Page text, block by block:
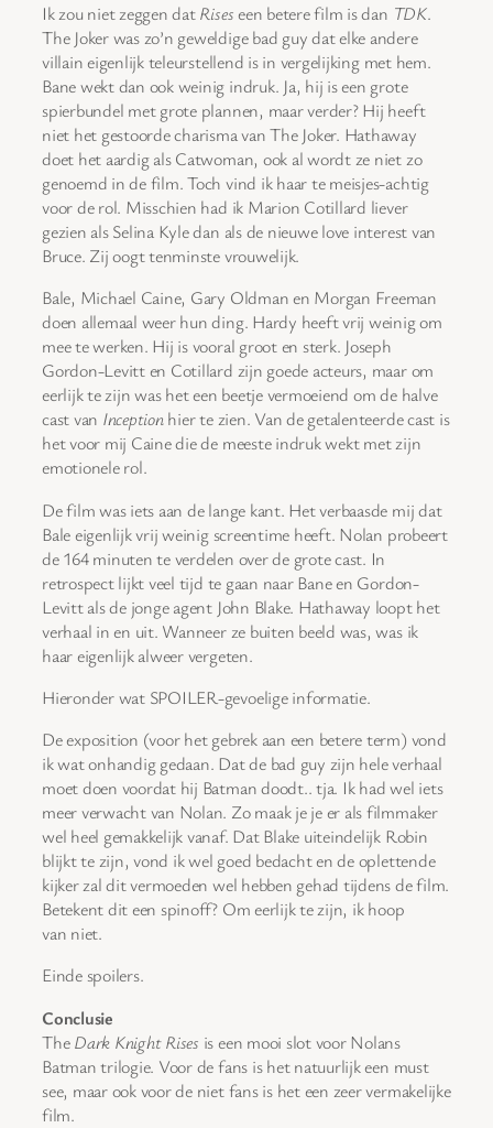
Ik zou niet zeggen datRiseseen betere film is dan TDK.
The Joker was zo’n geweldige bad guy dat elke andere
villain eigenlijk teleurstellend is in vergelijking met hem.
Bane wekt dan ook weinig indruk. Ja, hij is een grote
spierbundel met grote plannen, maar verder? Hij heeft
niet het gestoorde charisma van The Joker. Hathaway
doet het aardig als Catwoman, ook al wordt ze niet zo
genoemd in de film. Toch vind ik haar te meisjes-achtig
voor de rol. Misschien had ik Marion Cotillard liever
gezien als Selina Kyle dan als de nieuwe love interest van
Bruce. Zij oogt tenminste vrouwelijk.
Bale, Michael Caine, Gary Oldman en Morgan Freeman
doen allemaal weer hun ding. Hardy heeft vrij weinig om
mee te werken. Hij is vooral groot en sterk. Joseph
Gordon-Levitt en Cotillard zijn goede acteurs, maar om
eerlijk te zijn was het een beetje vermoeiend om de halve
cast van Inceptionhier te zien. Van de getalenteerde cast is
het voor mij Caine die de meeste indruk wekt met zijn
emotionele rol.
De film was iets aan de lange kant. Het verbaasde mij dat
Bale eigenlijk vrij weinig screentime heeft. Nolan probeert
de 164 minuten te verdelen over de grote cast. In
retrospect lijkt veel tijd te gaan naar Bane en Gordon-
Levitt als de jonge agent John Blake. Hathaway loopt het
verhaal in en uit. Wanneer ze buiten beeld was, was ik
haar eigenlijk alweer vergeten.
Hieronder wat SPOILER-gevoelige informatie.
De exposition (voor het gebrek aan een betere term) vond
ik wat onhandig gedaan. Dat de bad guy zijn hele verhaal
moet doen voordat hij Batman doodt.. tja. Ik had wel iets
meer verwacht van Nolan. Zo maak je je er als filmmaker
wel heel gemakkelijk vanaf. Dat Blake uiteindelijk Robin
blijkt te zijn, vond ik wel goed bedacht en de oplettende
kijker zal dit vermoeden wel hebben gehad tijdens de film.
Betekent dit een spinoff? Om eerlijk te zijn, ik hoop
van niet.
Einde spoilers.
Conclusie
TheDark Knight Rises is een mooi slot voor Nolans
Batman trilogie. Voor de fans is het natuurlijk een must
see, maar ook voor de niet fans is het een zeer vermakelijke
film.